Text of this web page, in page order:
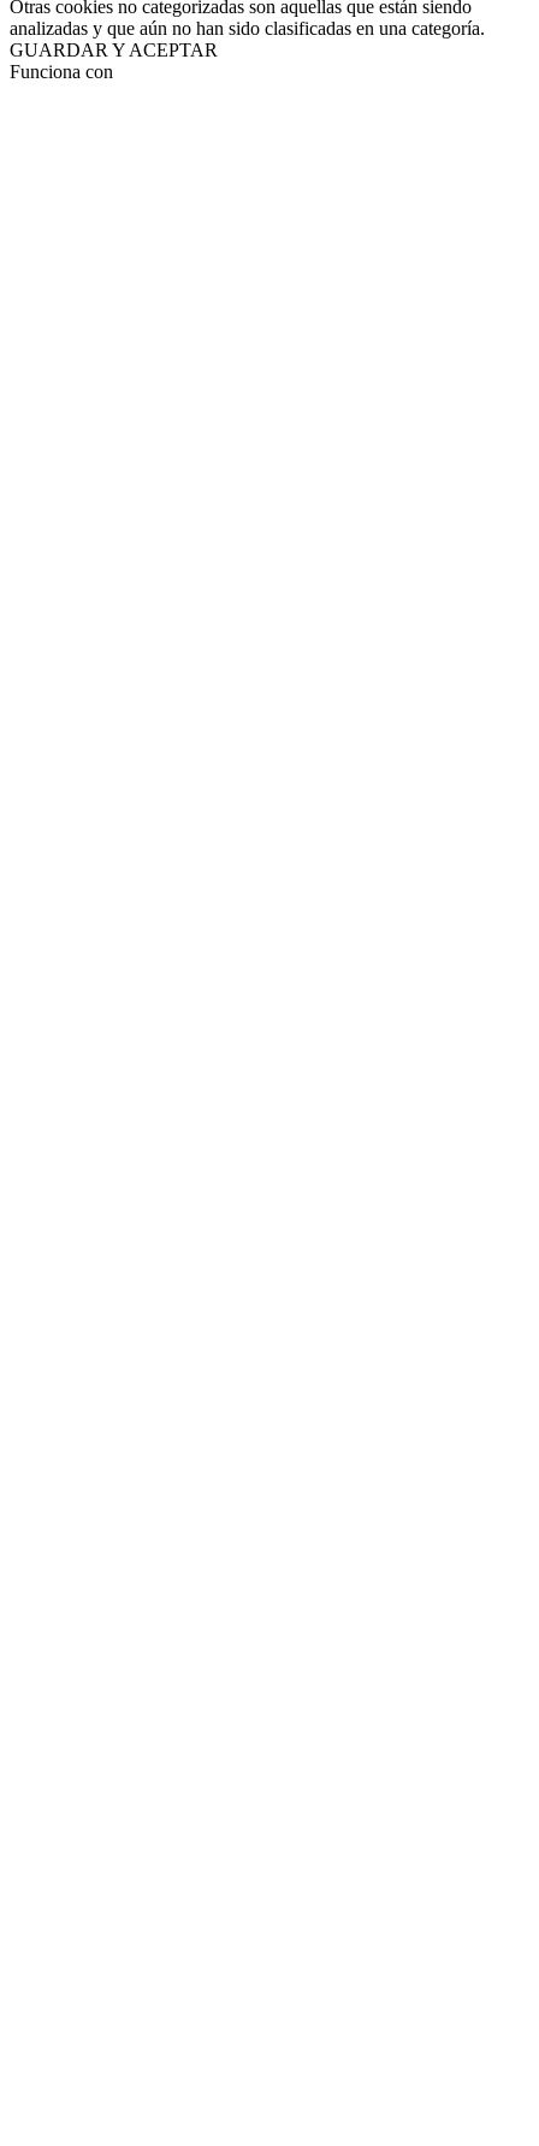
Otras cookies no categorizadas son aquellas que están siendo
analizadas y que aún no han sido clasificadas en una categoría.
GUARDAR Y ACEPTAR
Funciona con